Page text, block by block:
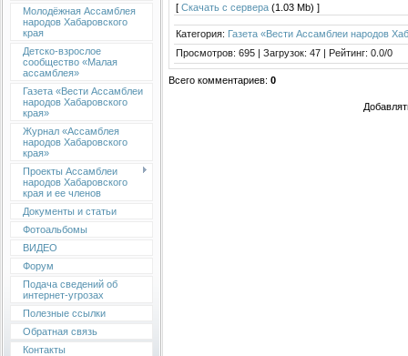
Молодёжная Ассамблея
народов Хабаровского
края
Детско-взрослое
сообщество «Малая
ассамблея»
Газета «Вести Ассамблеи
народов Хабаровского
края»
Журнал «Ассамблея
народов Хабаровского
края»
Проекты Ассамблеи
народов Хабаровского
края и ее членов
Документы и статьи
Фотоальбомы
ВИДЕО
Форум
Подача сведений об
интернет-угрозах
Полезные ссылки
Обратная связь
Контакты
[ Скачать с сервера (1.03 Mb) ]
Категория: Газета «Вести Ассамблеи народов
Просмотров: 695 | Загрузок: 47 | Рейтинг: 0.0/0
Всего комментариев: 0